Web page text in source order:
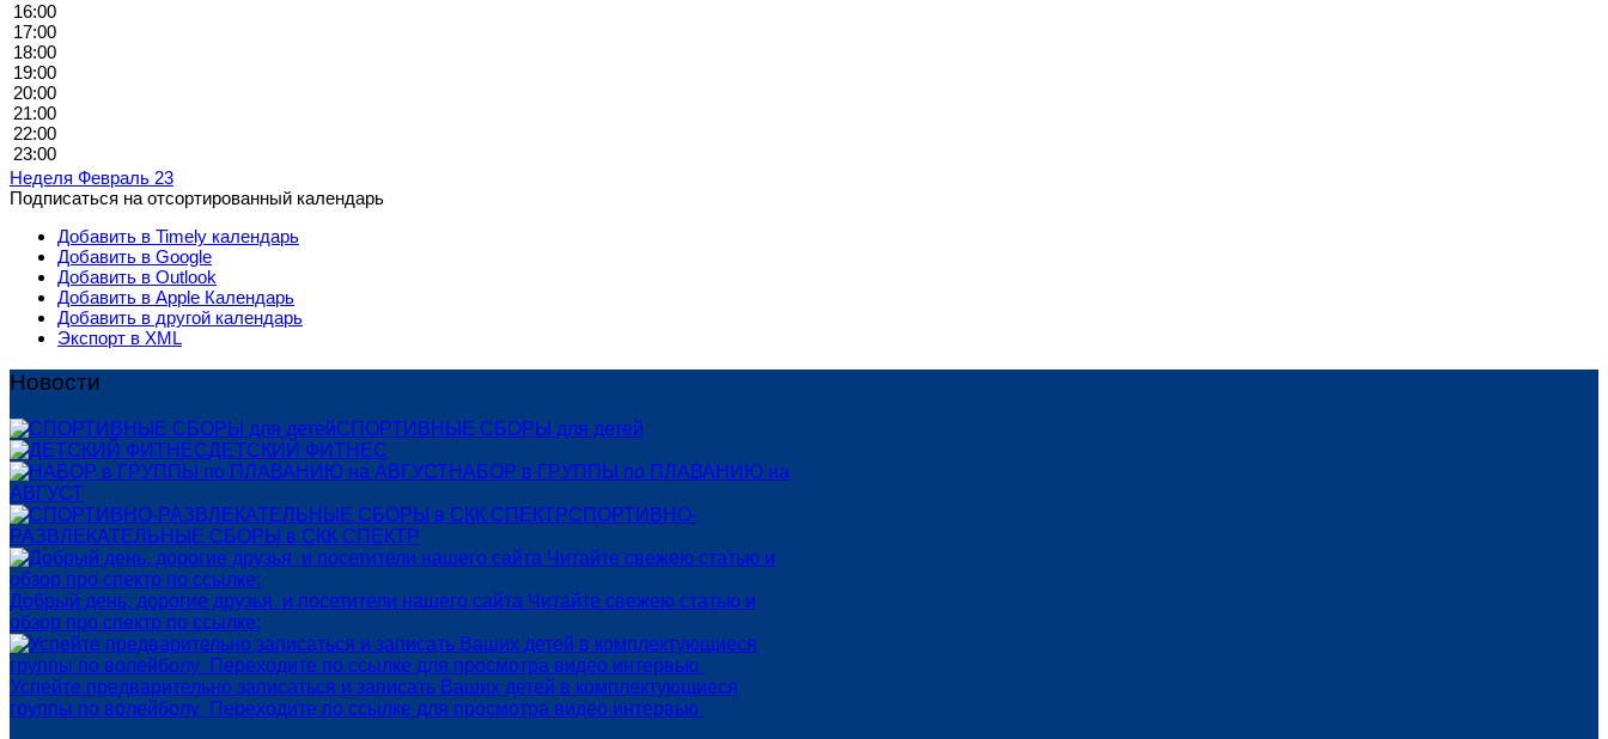
16:00
17:00
18:00
19:00
20:00
21:00
22:00
23:00
Неделя Февраль 23
Подписаться на отсортированный календарь
Добавить в Timely календарь
Добавить в Google
Добавить в Outlook
Добавить в Apple Календарь
Добавить в другой календарь
Экспорт в XML
Новости
СПОРТИВНЫЕ СБОРЫ для детей
ДЕТСКИЙ ФИТНЕС
НАБОР в ГРУППЫ по ПЛАВАНИЮ на
АВГУСТ
СПОРТИВНО-
РАЗВЛЕКАТЕЛЬНЫЕ СБОРЫ в СКК СПЕКТР
Добрый день, дорогие друзья и посетители нашего сайта Читайте свежею статью и
обзор про спектр по ссылке:
Успейте предварительно записаться и записать Ваших детей в комплектующиеся
группы по волейболу Переходите по ссылке для просмотра видео интервью